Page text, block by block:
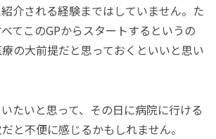
介される経験まではしていません。た
てこのGPからスタートするというの
の大前提だと思っておくといいと思い
たいと思って、その日に病院に行ける
と不便に感じるかもしれません。